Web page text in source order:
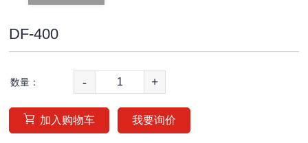
DF-400
数量： - +
加入购物车 我要询价